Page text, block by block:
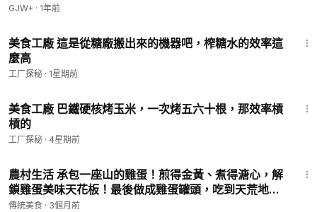
GJW+ · 1年前
美食工廠 這是從糖廠搬出來的機器吧，榨糖水的效率這
麼高
工厂探秘 · 1星期前
美食工廠 巴鐵硬核烤玉米，一次烤五六十根，那效率槓
槓的
工厂探秘 · 4星期前
農村生活 承包一座山的雞蛋！煎得金黃、煮得溏心，解
鎖雞蛋美味天花板！最後做成雞蛋罐頭，吃到天荒地
老！
傳統美食 · 3個月前